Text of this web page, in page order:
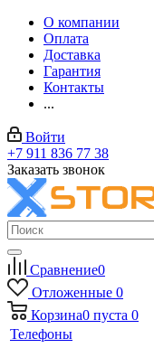
О компании
Оплата
Доставка
Гарантия
Контакты
...
Войти
+7 911 836 77 38
Заказать звонок
Сравнение0
Отложенные 0
Корзина0 пуста 0
Телефоны